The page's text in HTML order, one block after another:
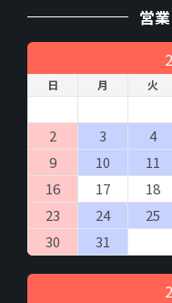
（６）開示対象個人
口について
ご本人からの求めにより
用目的の通知・開示・内
止・消去および第三者へ
開示等に応ずる窓口は、「
（７）個人情報を入
商品、サービス提供のお
す。必ず全ての項目を正
合、ご注文のお取引、配
があります。
なお入力していただきま
い合わせいただきました
せていただくことがあり
営
日 月 火
2
3 4
9
10 11
16
17 18
23
24 25
30
31